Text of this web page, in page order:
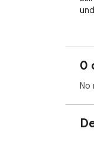
0
No